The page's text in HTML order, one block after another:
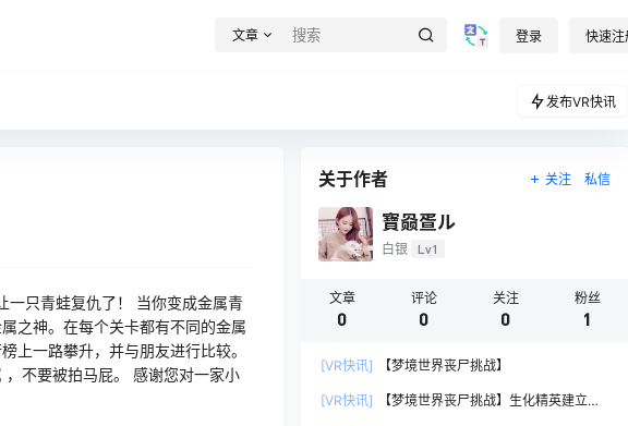
文章 登录 快速注
发布VR快讯
只青蛙复仇了！ 当你变成金属青
之神。在每个关卡都有不同的金属
上一路攀升，并与朋友进行比较。
不要被拍马屁。 感谢您对一家小
关于作者 关注 私信
寶赑疍ル
白银 Lv1
文章
0
评论
0
关注
0
粉丝
1
[VR快讯] 【梦境世界丧尸挑战】
[VR快讯]
【梦境世界丧尸挑战】生化精英建立自